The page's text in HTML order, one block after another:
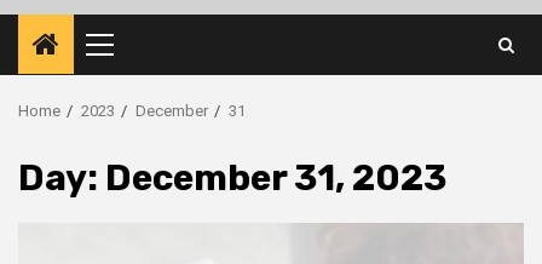
Primary
Menu
Home 2023 December 31
Day: December 31, 2023